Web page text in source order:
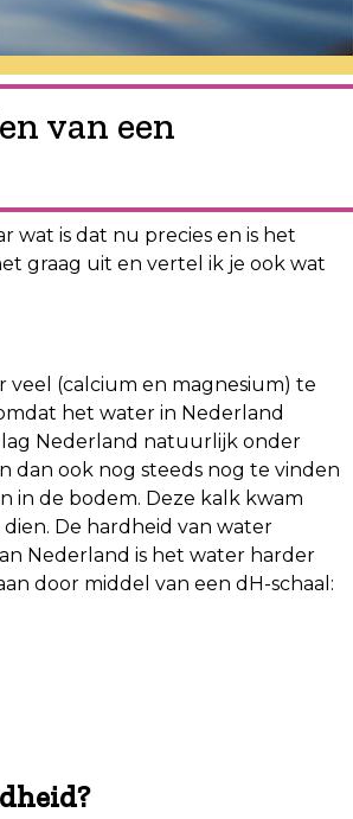
van een
wat is dat nu precies en is het
graag uit en vertel ik je ook wat
veel (calcium en magnesium) te
het water in Nederland
Nederland natuurlijk onder
dan ook nog steeds nog te vinden
in de bodem. Deze kalk kwam
De hardheid van water
Nederland is het water harder
door middel van een dH-schaal: